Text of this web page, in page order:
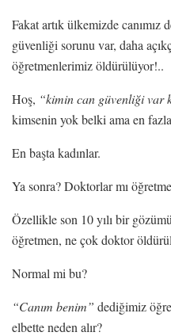
Fakat artık ülkemizde
güvenliği sorunu var, daha
öğretmenlerimiz öldürülüyor!..
Hoş, “kimin can güvenliği var
kimsenin yok belki ama en
En başta kadınlar.
Ya sonra? Doktorlar mı
Özellikle son 10 yılı bir
öğretmen, ne çok doktor
Normal mi bu?
“Canım benim” dediğimiz
elbette neden alır?